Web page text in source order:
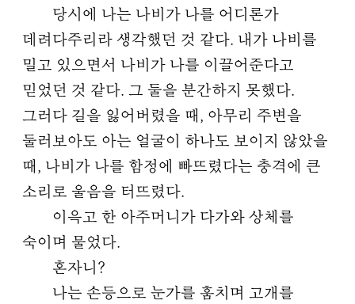
당시에 나는 나비가 나를 어디론가
데려다주리라 생각했던 것 같다. 내가 나비를
밀고 있으면서 나비가 나를 이끌어준다고
믿었던 것 같다. 그 둘을 분간하지 못했다.
그러다 길을 잃어버렸을 때, 아무리 주변을
둘러보아도 아는 얼굴이 하나도 보이지 않았을
때, 나비가 나를 함정에 빠뜨렸다는 충격에 큰
소리로 울음을 터뜨렸다.
이윽고 한 아주머니가 다가와 상체를
숙이며 물었다.
혼자니?
나는 손등으로 눈가를 훔치며 고개를